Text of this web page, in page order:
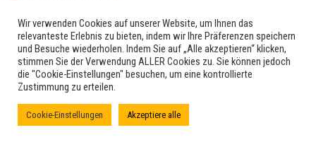
Wir verwenden Cookies auf unserer Website, um Ihnen das
relevanteste Erlebnis zu bieten, indem wir Ihre Präferenzen speichern
und Besuche wiederholen. Indem Sie auf „Alle akzeptieren“ klicken,
stimmen Sie der Verwendung ALLER Cookies zu. Sie können jedoch
die "Cookie-Einstellungen" besuchen, um eine kontrollierte
Zustimmung zu erteilen.
Cookie-Einstellungen Akzeptiere alle